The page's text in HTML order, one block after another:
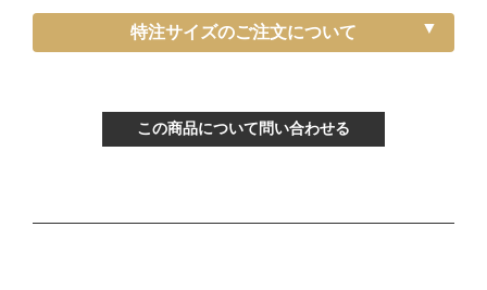
《特注》Sサイズ（－5cm）
特注サイズのご注文について
この商品について問い合わせる